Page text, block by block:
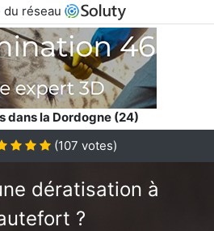
réseau
dans la Dordogne (24)
(107 votes)
dératisation à
?